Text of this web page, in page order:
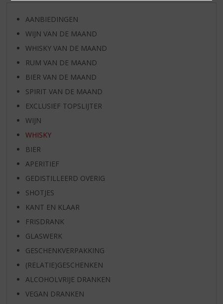
AANBIEDINGEN
WIJN VAN DE MAAND
WHISKY VAN DE MAAND
RUM VAN DE MAAND
BIER VAN DE MAAND
SPIRIT VAN DE MAAND
EXCLUSIEF TOPSLIJTER
WIJN
WHISKY
BIER
APERITIEF
GEDISTILLEERD OVERIG
SHOTJES
KANT EN KLAAR
FRISDRANK
GLASWERK
GESCHENKVERPAKKING
(RELATIE)GESCHENKEN
ALCOHOLVRIJE DRANKEN
VEGAN DRANKEN